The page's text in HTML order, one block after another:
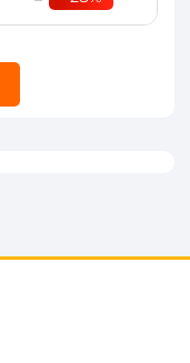
cầu sử dụng
có đủ
trà, nấu mì